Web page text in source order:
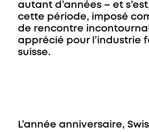
autant d’années – et
cette période, imposé
de rencontre
apprécié pour l’industrie
suisse.
L’année anniversaire,